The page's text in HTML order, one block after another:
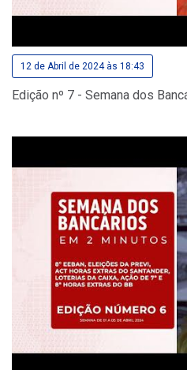
12 de Abril de 2024 às 18:43
Edição nº 7 - Semana dos